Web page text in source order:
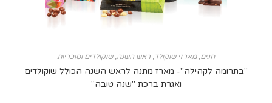
מארזי שוקולד,ראש השנה,שוקולדים וסוכריות
לקהילה"- מארז מתנה לראש השנה הכולל שוקולדים
ואגרת ברכת "שנה טובה"